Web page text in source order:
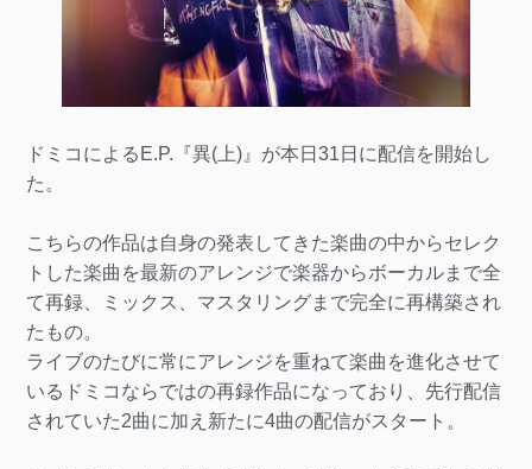
ドミコによるE.P.『異(上)』が本日31日に配信を開始し
た。
こちらの作品は自身の発表してきた楽曲の中からセレク
トした楽曲を最新のアレンジで楽器からボーカルまで全
て再録、ミックス、マスタリングまで完全に再構築され
たもの。
ライブのたびに常にアレンジを重ねて楽曲を進化させて
いるドミコならではの再録作品になっており、先行配信
されていた2曲に加え新たに4曲の配信がスタート。